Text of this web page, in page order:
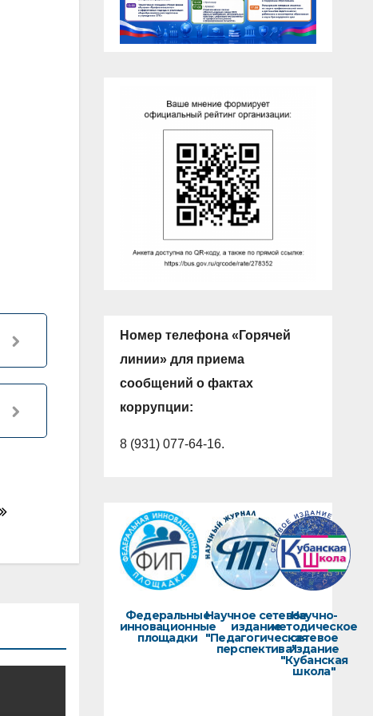
Номер телефона «Горячей
линии» для приема
сообщений о фактах
коррупции:
8 (931) 077-64-16.
Федеральные
инновационные
площадки
Научное сетевое
издание
"Педагогическая
перспектива"
Научно-
методическое
сетевое
издание
"Кубанская
школа"